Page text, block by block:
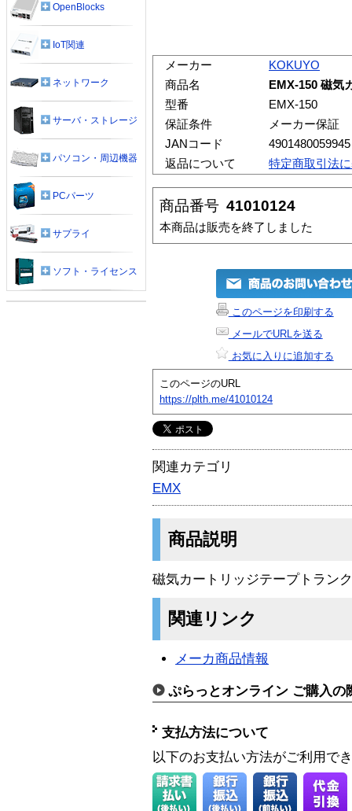
メーカー
KOKUYO
商品名
EMX-150 磁気
型番
EMX-150
保証条件
メーカー保証
JANコード
4901480059945
返品について
特定商取引法
商品番号 41010124
本商品は販売を終了しました
このページを印刷する
メールでURLを送る
お気に入りに追加する
このページのURL
https://plth.me/41010124
関連カテゴリ
EMX
商品説明
磁気カートリッジテープトランク
関連リンク
メーカ商品情報
ぷらっとオンライン ご購入の
支払方法について
以下のお支払い方法がご利用で
OpenBlocks
IoT関連
ネットワーク
サーバ・ストレージ
パソコン・周辺機器
PCパーツ
サプライ
ソフト・ライセンス